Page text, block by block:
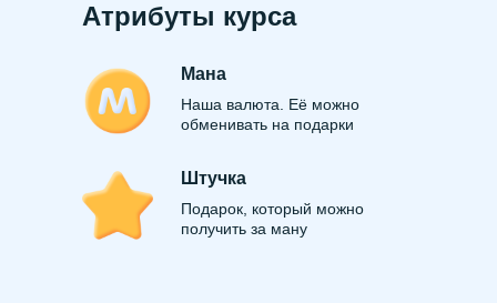
Атрибуты курса
Наша валюта. Её можно
обменивать на подарки
Мана
Подарок, который можно
получить за ману
Штучка